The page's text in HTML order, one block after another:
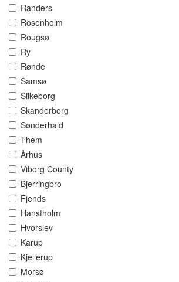
Randers
Rosenholm
Rougsø
Ry
Rønde
Samsø
Silkeborg
Skanderborg
Sønderhald
Them
Århus
Viborg County
Bjerringbro
Fjends
Hanstholm
Hvorslev
Karup
Kjellerup
Morsø